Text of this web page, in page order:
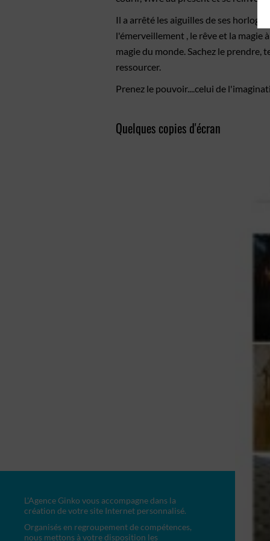
Il a arrêté les aiguilles de ses
l'émerveillement , le rêve et la magie
magie du monde. Sachez le
ressourcer.
Prenez le pouvoir....celui de
Quelques copies d'écran
L'Agence Ginko vous accompagne dans la
création de votre site Internet personnalisé.
Organisés en regroupement de compétences,
nous mettons à votre disposition les